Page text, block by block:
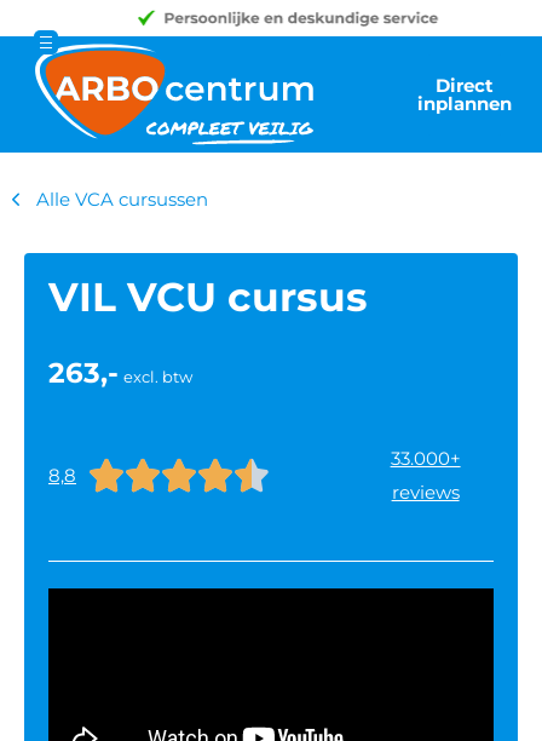
Direct
inplannen
Alle VCA cursussen
VIL VCU cursus
263,- excl. btw
8,8 
33.000+
reviews